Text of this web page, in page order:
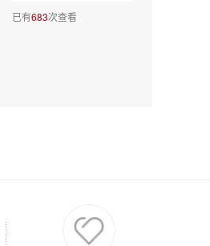
已有683次查看